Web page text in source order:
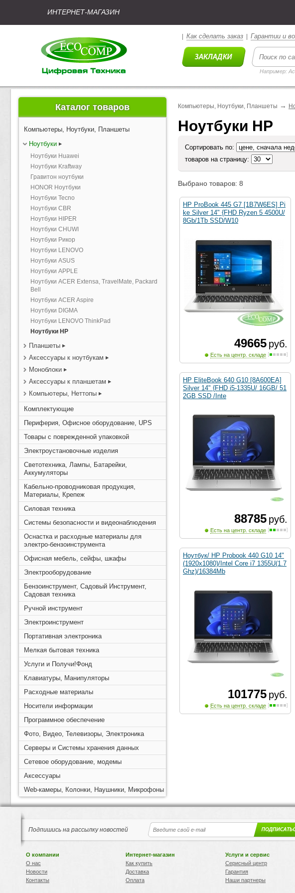
ИНТЕРНЕТ-МАГАЗИН
Как сделать заказ Гарантии и
Например:
Каталог товаров
Компьютеры, Ноутбуки, Планшеты
Ноутбуки
Ноутбуки Huawei
Ноутбуки Kraftway
Гравитон ноутбуки
HONOR Ноутбуки
Ноутбуки Tecno
Ноутбуки CBR
Ноутбуки HIPER
Ноутбуки CHUWI
Ноутбуки Рикор
Ноутбуки LENOVO
Ноутбуки ASUS
Ноутбуки APPLE
Ноутбуки ACER Extensa, TravelMate, Packard
Bell
Ноутбуки ACER Aspire
Ноутбуки DIGMA
Ноутбуки LENOVO ThinkPad
Ноутбуки HP
Планшеты
Аксессуары к ноутбукам
Моноблоки
Аксессуары к планшетам
Компьютеры, Неттопы
Комплектующие
Периферия, Офисное оборудование, UPS
Товары с поврежденной упаковкой
Электроустановочные изделия
Светотехника, Лампы, Батарейки,
Аккумуляторы
Кабельно-проводниковая продукция,
Материалы, Крепеж
Силовая техника
Системы безопасности и видеонаблюдения
Оснастка и расходные материалы для
электро-бензоинструмента
Офисная мебель, сейфы, шкафы
Электрооборудование
Бензоинструмент, Садовый Инструмент,
Садовая техника
Ручной инструмент
Электроинструмент
Портативная электроника
Мелкая бытовая техника
Услуги и Получи!Фонд
Клавиатуры, Манипуляторы
Расходные материалы
Носители информации
Программное обеспечение
Фото, Видео, Телевизоры, Электроника
Серверы и Системы хранения данных
Сетевое оборудование, модемы
Аксессуары
Web-камеры, Колонки, Наушники, Микрофоны
Компьютеры, Ноутбуки, Планшеты →
Ноутбуки HP
Сортировать по:
товаров на страницу:
Выбрано товаров: 8
HP ProBook 445 G7 [1B7W6ES] Pi
ke Silver 14" {FHD Ryzen 5 4500U/
8Gb/1Tb SSD/W10
49665 руб.
Есть на центр. складе
HP EliteBook 640 G10 [8A600EA]
Silver 14" {FHD i5-1335U/ 16GB/ 51
2GB SSD /Inte
88785 руб.
Есть на центр. складе
Ноутбук/ HP Probook 440 G10 14"
(1920x1080)/Intel Core i7 1355U(1.7
Ghz)/16384Mb
101775 руб.
Есть на центр. складе
Подпишись на рассылку новостей
О компании
О нас
Новости
Контакты
Интернет-магазин
Как купить
Доставка
Оплата
Услуги и сервис
Серисный центр
Гарантия
Наши партнеры